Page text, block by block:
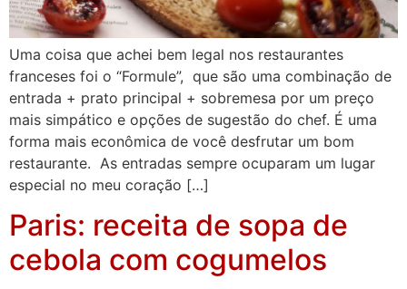
Uma coisa que achei bem legal nos restaurantes
franceses foi o “Formule”, que são uma combinação de
entrada + prato principal + sobremesa por um preço
mais simpático e opções de sugestão do chef. É uma
forma mais econômica de você desfrutar um bom
restaurante. As entradas sempre ocuparam um lugar
especial no meu coração […]
Paris: receita de sopa de
cebola com cogumelos